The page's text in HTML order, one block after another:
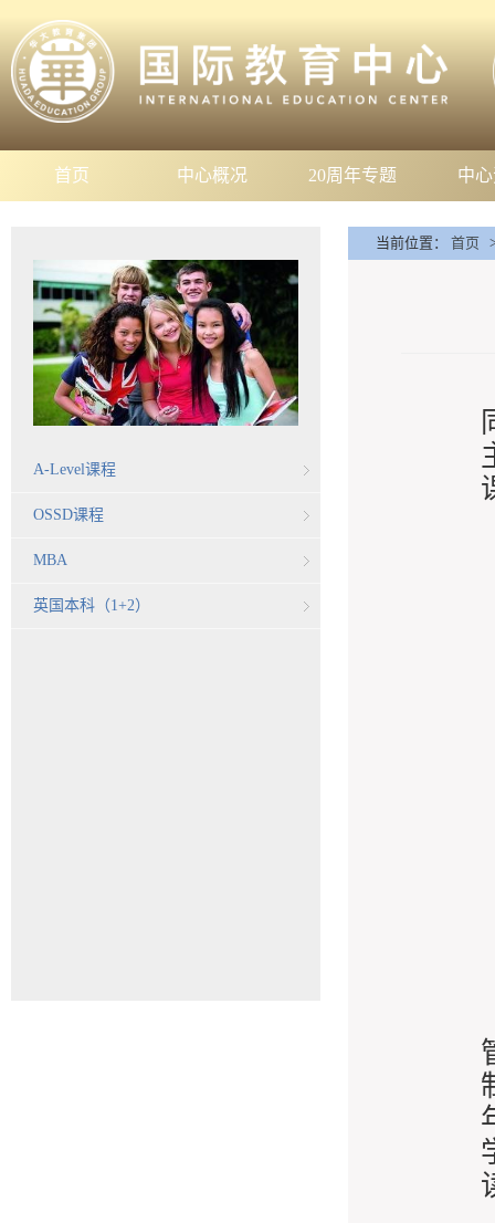
首页 中心概况 20周年专题 中
A-Level课程
OSSD课程
MBA
英国本科（1+2）
当前位置： 首页